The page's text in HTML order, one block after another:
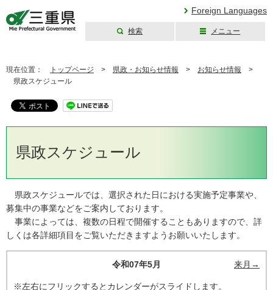
Foreign Languages
検索 メニュー
現在位置： トップページ > 県政・お知らせ情報 > お知らせ情報 >
県政スケジュール
県政スケジュール
県政スケジュールでは、選択された日における実施予定事業や、
募集中の事業などをご案内しております。
事業によっては、複数の日程で開催することもありますので、詳
しくは各詳細項目をご覧いただきますようお願いいたします。
令和07年5月 来月→
※左右にフリックするとカレンダーがスライドします。